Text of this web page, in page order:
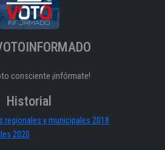
consciente ¡infórmate!
Historial
regionales y municipales 2018
2020